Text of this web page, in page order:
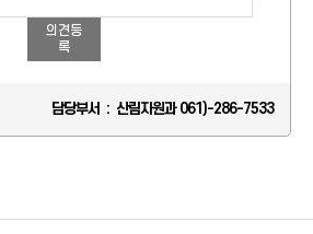
의견등
록
담당부서 : 산림자원과 061)-286-7533